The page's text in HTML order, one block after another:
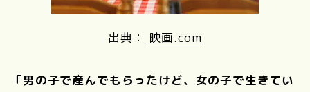
出典： 映画.com
「男の子で産んでもらったけど、女の子で生きてい